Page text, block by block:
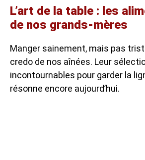
L’art de la table : les
de nos grands-mères
Manger sainement, mais pas
credo de nos aînées. Leur
incontournables pour garder la
résonne encore aujourd’hui.